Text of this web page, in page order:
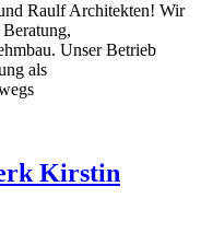
Raulf Architekten! Wir
Unser Betrieb
als
Kirstin